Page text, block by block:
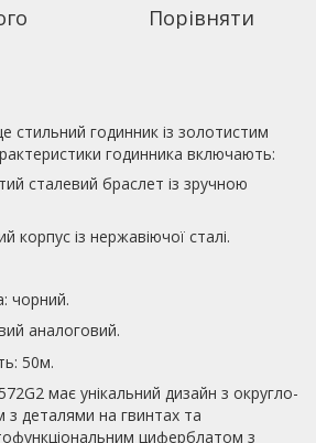
Порівняти
стильний годинник із золотистим
годинника включають:
сталевий браслет із зручною
корпус із нержавіючої сталі.
чорний.
аналоговий.
50м.
має унікальний дизайн з округло-
деталями на гвинтах та
циферблатом з